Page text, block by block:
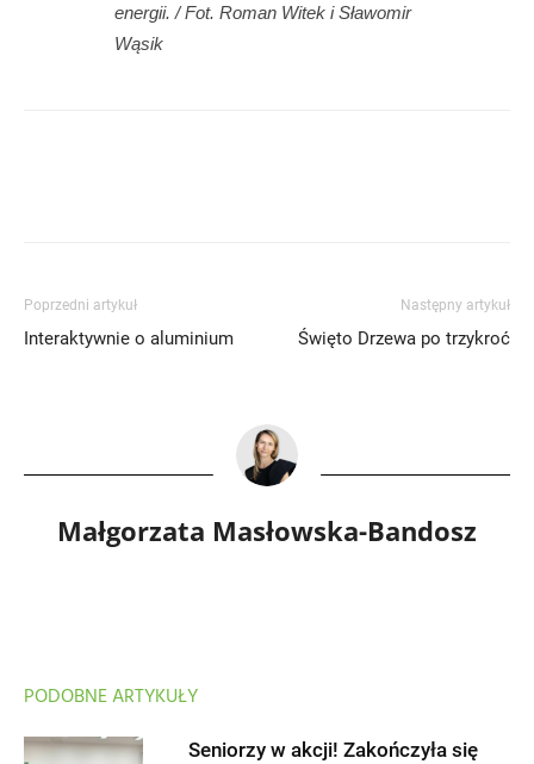
energii. / Fot. Roman Witek i Sławomir
Wąsik
Poprzedni artykuł
Interaktywnie o aluminium
Następny artykuł
Święto Drzewa po trzykroć
Małgorzata Masłowska-Bandosz
PODOBNE ARTYKUŁY
Seniorzy w akcji! Zakończyła się